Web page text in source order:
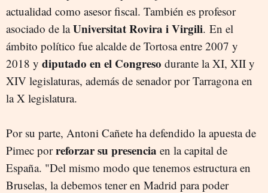
actualidad como asesor fiscal. También es profesor
asociado de laUniversitat Rovira i Virgili. En el
ámbito político fue alcalde de Tortosa entre 2007 y
2018 y diputado en el Congreso durante la XI, XII y
XIV legislaturas, además de senador por Tarragona en
la X legislatura.
Por su parte, Antoni Cañete ha defendido la apuesta de
Pimec porreforzar su presencia en la capital de
España. "Del mismo modo que tenemos estructura en
Bruselas, la debemos tener en Madrid para poder